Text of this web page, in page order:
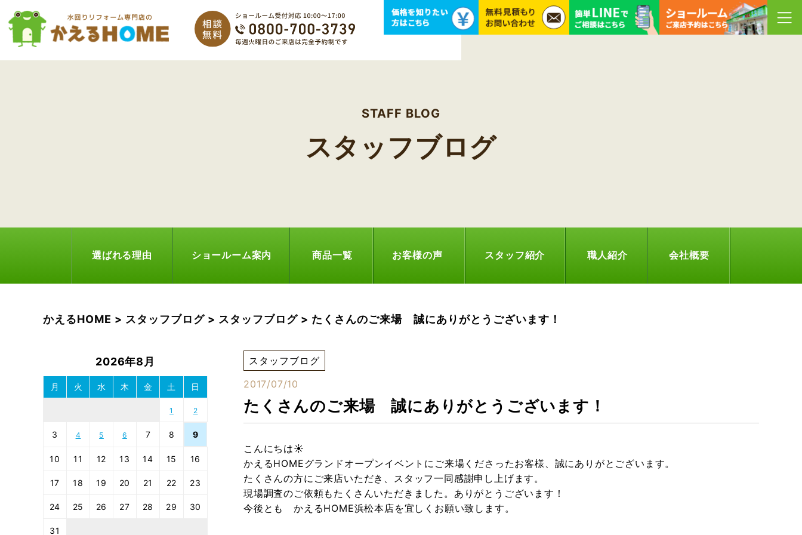
STAFF BLOG
スタッフブログ
選ばれる理由 ショールーム案内 商品一覧 お客様の声 スタッフ紹介 職人紹介 会社概要
かえるHOME > スタッフブログ > スタッフブログ > たくさんのご来場 誠にありがとうございます！
スタッフブログ
2017/07/10
たくさんのご来場 誠にありがとうございます！
こんにちは☀
かえるHOMEグランドオープンイベントにご来場くださったお客様、誠にありがとございます。
たくさんの方にご来店いただき、スタッフ一同感謝申し上げます。
現場調査のご依頼もたくさんいただきました。ありがとうございます！
今後とも かえるHOME浜松本店を宜しくお願い致します。
2026年8月
月 火 水 木 金 土 日
1 2
3 4 5 6 7 8 9
10 11 12 13 14 15 16
17 18 19 20 21 22 23
24 25 26 27 28 29 30
31